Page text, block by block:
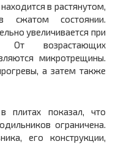
в растянутом,
состоянии.
увеличивается при
От возрастающих
микротрещины.
а затем также
плитах показал, что
ограничена.
его конструкции,